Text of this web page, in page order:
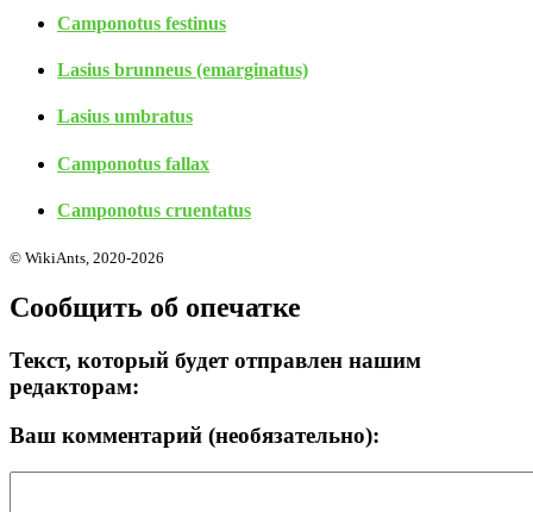
Camponotus festinus
Lasius brunneus (emarginatus)
Lasius umbratus
Camponotus fallax
Camponotus cruentatus
© WikiAnts, 2020-2026
Сообщить об опечатке
Текст, который будет отправлен нашим
редакторам:
Ваш комментарий (необязательно):